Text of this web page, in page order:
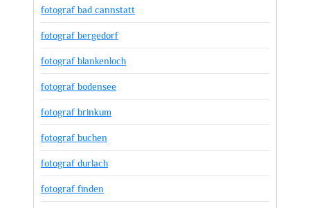
fotograf bad cannstatt
fotograf bergedorf
fotograf blankenloch
fotograf bodensee
fotograf brinkum
fotograf buchen
fotograf durlach
fotograf finden